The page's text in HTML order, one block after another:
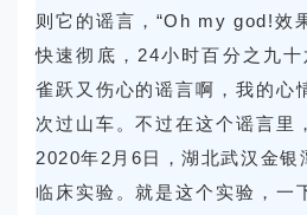
则它的谣言，“Oh my god!效
快速彻底，24小时百分之九十
雀跃又伤心的谣言啊，我的心
次过山车。不过在这个谣言里
2020年2月6日，湖北武汉金银
临床实验。就是这个实验，一